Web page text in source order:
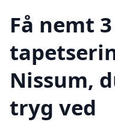
Få nemt
Nissum,
tryg ved